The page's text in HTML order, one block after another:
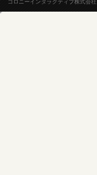
コロニーインタラクティブ株式会社